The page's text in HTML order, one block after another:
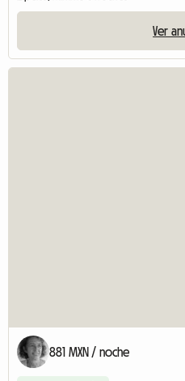
Ver
881 MXN / noche